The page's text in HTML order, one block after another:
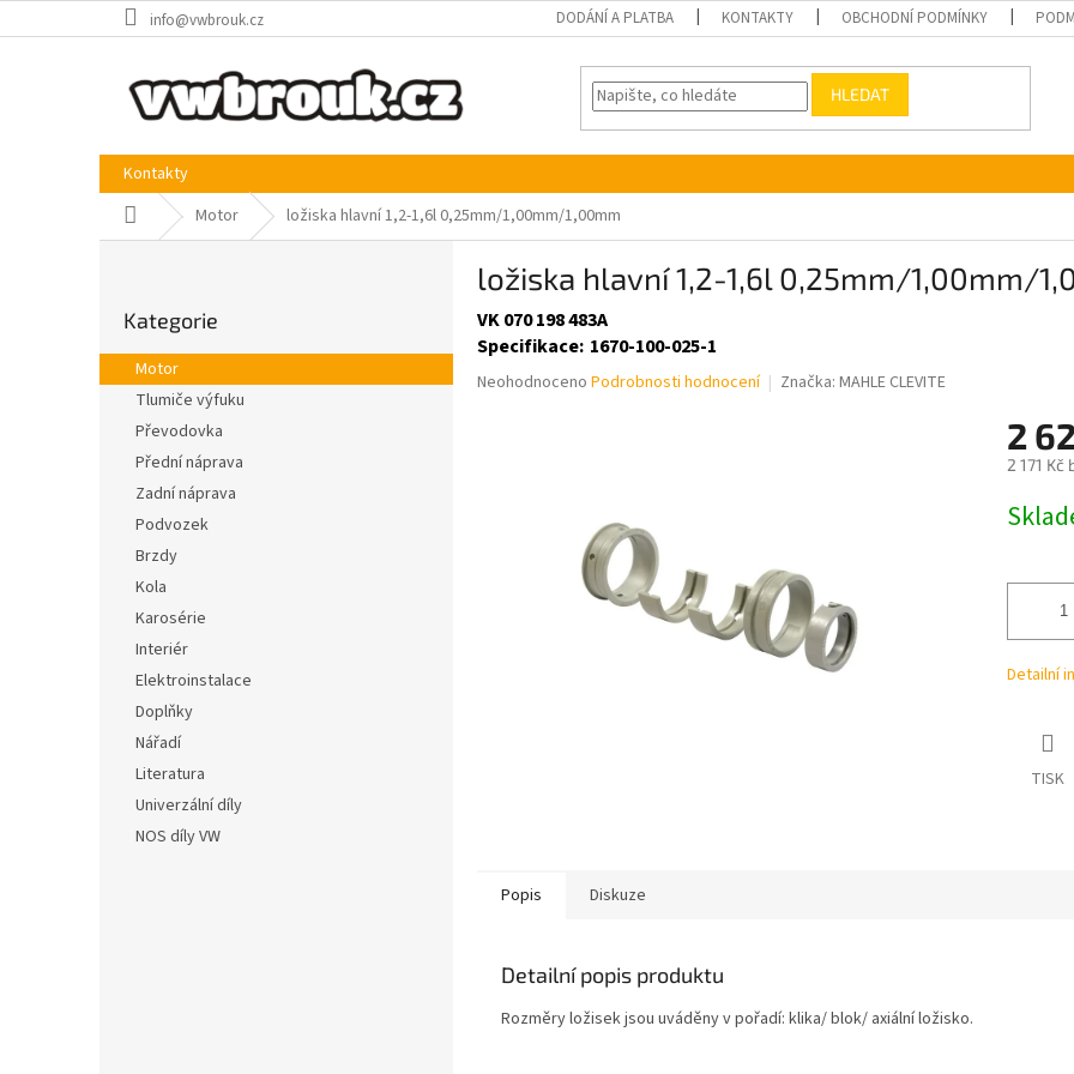
na
info@vwbrouk.cz DODÁNÍ A PLATBA KONTAKTY OBCHODNÍ PODMÍNKY
HLEDAT
Kontakty
Domů Motor ložiska hlavní 1,2-1,6l 0,25mm/1,00mm/1,00mm
r
a
kategorie
Kategorie
Motor
Tlumiče výfuku
Převodovka
Přední náprava
Zadní náprava
Podvozek
Brzdy
Kola
Karosérie
Interiér
Elektroinstalace
Doplňky
Nářadí
Literatura
Univerzální díly
NOS díly VW
ložiska hlavní 1,2-1,6l 0,25mm/1,00mm/
VK 070 198 483A
Specifikace: 1670-100-025-1
Průměrné
Neohodnoceno Podrobnosti hodnocení Značka: MAHLE CLEVITE
2
2 171 Kč
cena:
Detailní
TISK
Popis Diskuze
Detailní popis produktu
Rozměry ložisek jsou uváděny v pořadí: klika/ blok/ axiální ložisko.